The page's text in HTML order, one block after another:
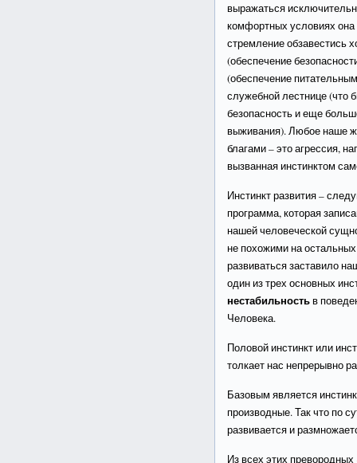
выражаться
комфортных условиях
стремление обзавестись
(обеспечение
(обеспечение
служебной лестнице (что
безопасность и еще
выживания). Любое наше
благами – это агрессия,
вызванная инстинктом
Инстинкт развития –
программа, которая
нашей человеческой
не похожими на
развиваться заставило
один из трех основных
нестабильностьв
Человека.
Половой инстинкт или
толкает нас непрерывно
Базовым является
производные. Так что по
развивается и
Из всех этих